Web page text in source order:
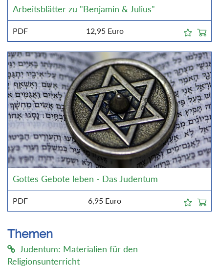
Arbeitsblätter zu "Benjamin & Julius"
PDF 12,95 Euro
Gottes Gebote leben - Das Judentum
PDF 6,95 Euro
Themen
Judentum: Materialien für den
Religionsunterricht